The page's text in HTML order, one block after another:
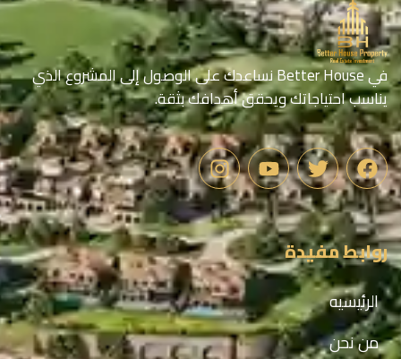
في Better House نساعدك على الوصول إلى المشروع الذي
يناسب احتياجاتك ويحقق أهدافك بثقة.
روابط مفيدة
الرئيسيه
من نحن